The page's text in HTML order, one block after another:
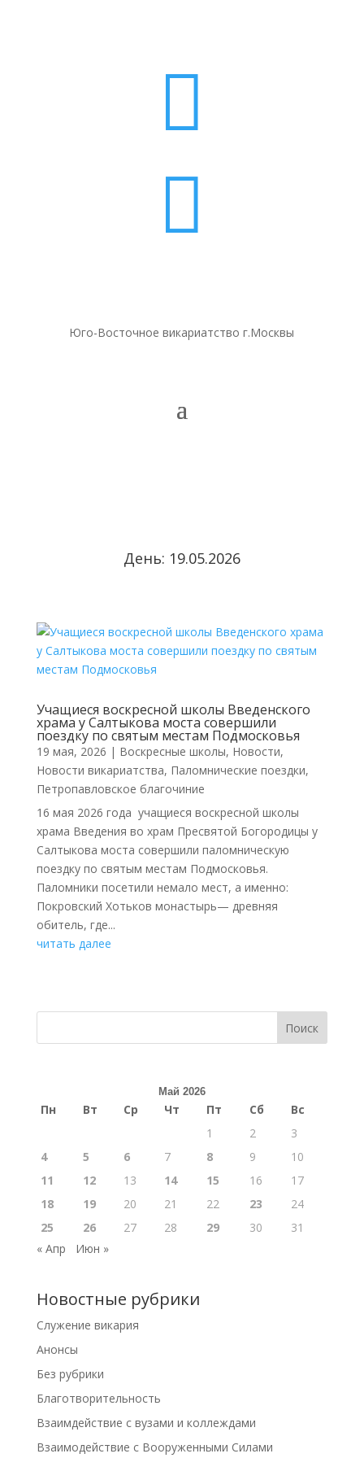


Юго-Восточное викариатство г.Москвы
День: 19.05.2026
Учащиеся воскресной школы Введенского
храма у Салтыкова моста совершили
поездку по святым местам Подмосковья
19 мая, 2026 | Воскресные школы, Новости,
Новости викариатства, Паломнические поездки,
Петропавловское благочиние
16 мая 2026 года учащиеся воскресной школы
храма Введения во храм Пресвятой Богородицы у
Салтыкова моста совершили паломническую
поездку по святым местам Подмосковья.
Паломники посетили немало мест, а именно:
Покровский Хотьков монастырь— древняя
обитель, где...
читать далее
Поиск
Май 2026
Пн Вт Ср Чт Пт Сб
Вс
1
2
3
4
5 6 7 8 9
10
11
12 13 14 15 16
17
18
19 20 21 22 23
24
25
26 27 28 29 30
31
« Апр
Июн »
Новостные рубрики
Cлужение викария
Анонсы
Без рубрики
Благотворительность
Взаимдействие с вузами и коллеждами
Взаимодействие с Вооруженными Силами